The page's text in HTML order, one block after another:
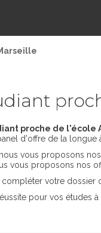
proche de l'école
d'offre de la longue
vous proposons nos
vous proposons nos
compléter votre
pour vos études à